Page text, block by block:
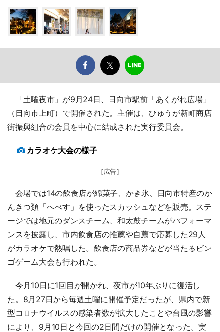
「土曜夜市」が9月24日、日向市駅前「あくがれ広場」
（日向市上町）で開催された。主催は、ひゅうが新町商店
街振興組合の会員を中心に結成された実行委員会。
カラオケ大会の様子
［広告］
会場では14の飲食店が綿菓子、かき氷、日向市特産のか
んきつ類「へべす」を使ったスカッシュなどを販売。ステ
ージでは地元のダンスチーム、和太鼓チームがパフォーマ
ンスを披露し、市内飲食店の推薦や自薦で応募した29人
がカラオケで熱唱した。飲食店の商品券などが当たるビン
ゴゲーム大会も行われた。
今月10日に1回目が開かれ、夜市が10年ぶりに復活し
た。8月27日から毎週土曜に開催予定だったが、県内で新
型コロナウイルスの感染者数が拡大したことや台風の影響
により、9月10日と今回の2日間だけの開催となった。実